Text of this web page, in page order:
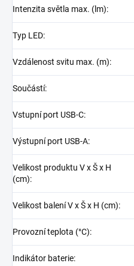
Intenzita světla max. (lm):
Typ LED:
Vzdálenost svitu max. (m):
Součástí:
Vstupní port USB-C:
Výstupní port USB-A:
Velikost produktu V x Š x H
(cm):
Velikost balení V x Š x H (cm):
Provozní teplota (°C):
Indikátor baterie: